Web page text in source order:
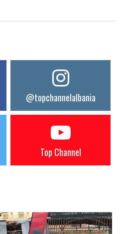
@topchannelalbania
Top Channel